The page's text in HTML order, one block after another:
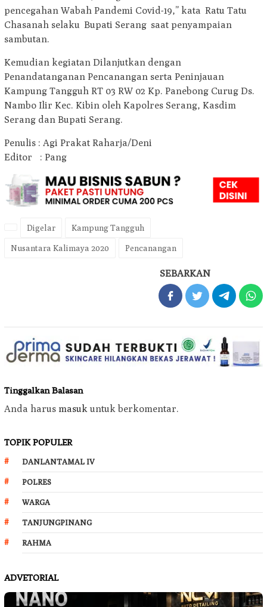
pencegahan Wabah Pandemi Covid-19,” kata Ratu Tatu
Chasanah selaku Bupati Serang saat penyampaian
sambutan.
Kemudian kegiatan Dilanjutkan dengan
Penandatanganan Pencanangan serta Peninjauan
Kampung Tangguh RT 03 RW 02 Kp. Panebong Curug Ds.
Nambo Ilir Kec. Kibin oleh Kapolres Serang, Kasdim
Serang dan Bupati Serang.
Penulis : Agi Prakat Raharja/Deni
Editor : Pang
Digelar Kampung Tangguh
Nusantara Kalimaya 2020 Pencanangan
SEBARKAN
Tinggalkan Balasan
Anda harus masuk untuk berkomentar.
TOPIK POPULER
DANLANTAMAL IV
POLRES
WARGA
TANJUNGPINANG
RAHMA
ADVETORIAL